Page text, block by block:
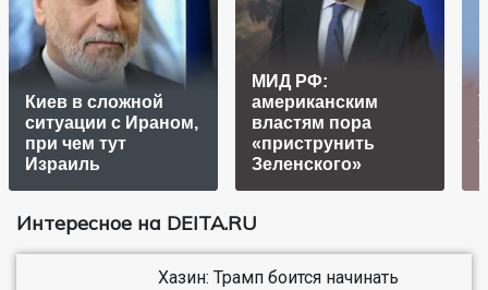
Киев в сложной
ситуации с Ираном,
при чем тут
Израиль
МИД РФ:
американским
властям пора
«приструнить
Зеленского»
Интересное на DEITA.RU
Хазин: Трамп боится начинать